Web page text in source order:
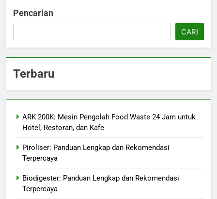
Pencarian
CARI
Terbaru
ARK 200K: Mesin Pengolah Food Waste 24 Jam untuk
Hotel, Restoran, dan Kafe
Piroliser: Panduan Lengkap dan Rekomendasi
Terpercaya
Biodigester: Panduan Lengkap dan Rekomendasi
Terpercaya